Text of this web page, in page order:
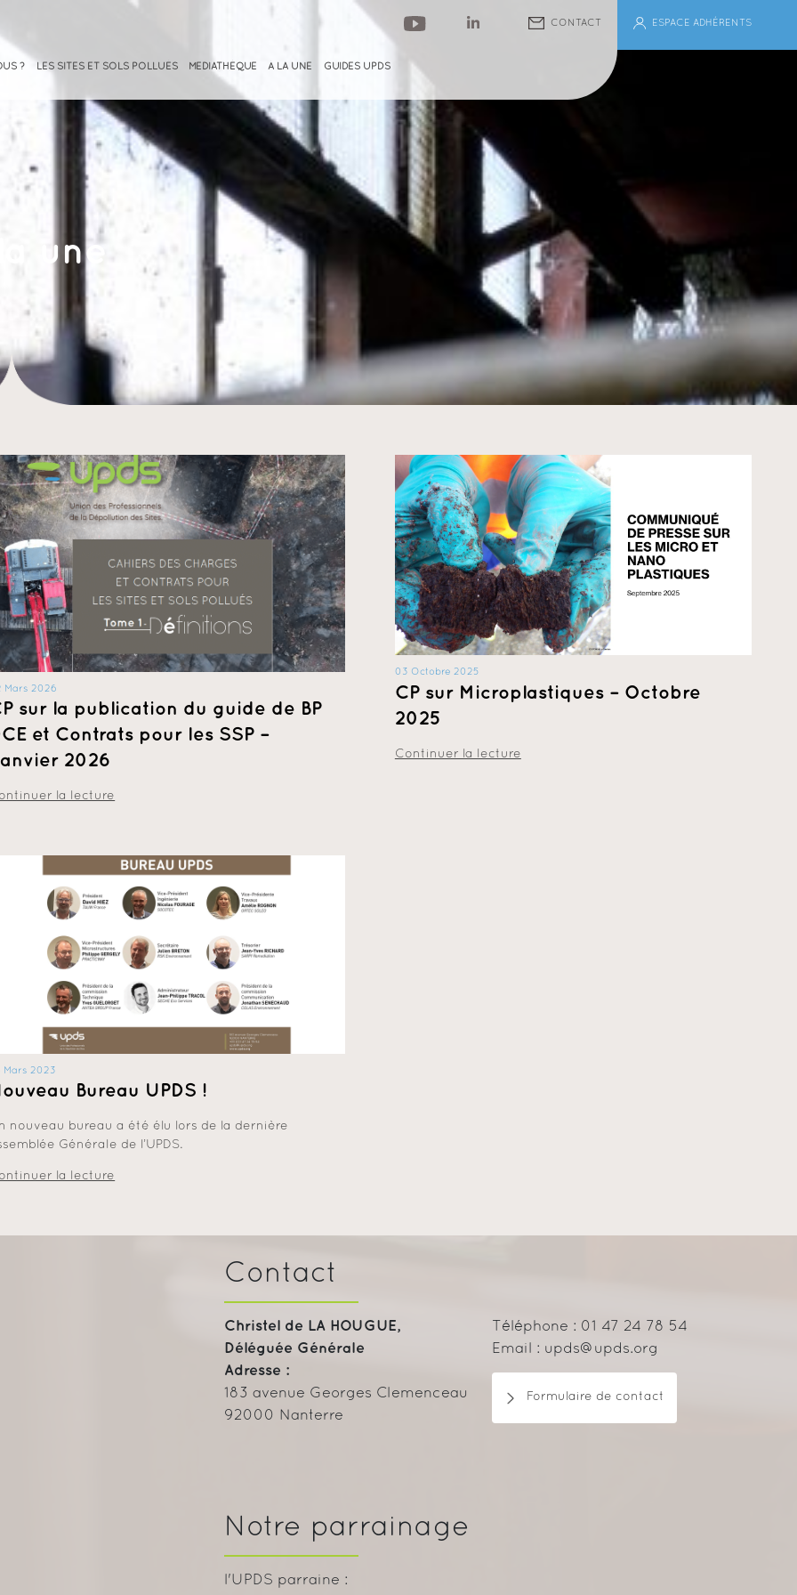
CONTACT ESPACE ADHÉRENTS
? LES SITES ET SOLS POLLUÉS MEDIATHÈQUE À LA UNE GUIDES UPDS
la une
Mars 2026
sur la publication du guide de BP
et Contrats pour les SSP –
2026
la lecture
03 Octobre 2025
CP sur Microplastiques – Octobre
2025
Continuer la lecture
Mars 2023
Bureau UPDS !
nouveau bureau a été élu lors de la dernière
Générale de l’UPDS.
la lecture
Contact
Christel de LA HOUGUE,
Déléguée Générale
Adresse :
183 avenue Georges Clemenceau
92000 Nanterre
Téléphone : 01 47 24 78 54
Email : upds@upds.org
Formulaire de contact
Notre parrainage
l'UPDS parraine :